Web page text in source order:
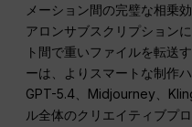
メーション間の完璧な相乗
アロンサブスクリプション
ト間で重いファイルを転送
ーは、よりスマートな制作
GPT-5.4、Midjourney、
ル全体のクリエイティブプ